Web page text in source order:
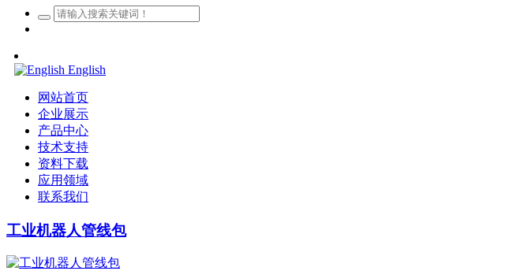
English
网站首页
企业展示
产品中心
技术支持
资料下载
应用领域
联系我们
工业机器人管线包